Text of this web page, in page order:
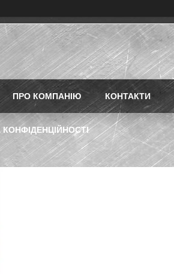
ПРО КОМПАНІЮ КОНТАКТИ
КОНФІДЕНЦІЙНОСТІ